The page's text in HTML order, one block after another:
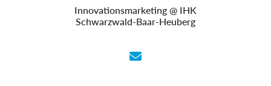
Innovationsmarketing @ IHK
Schwarzwald-Baar-Heuberg